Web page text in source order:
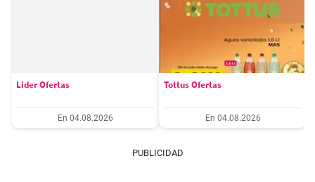
Lider Ofertas
En 04.08.2026
Tottus Ofertas
En 04.08.2026
PUBLICIDAD